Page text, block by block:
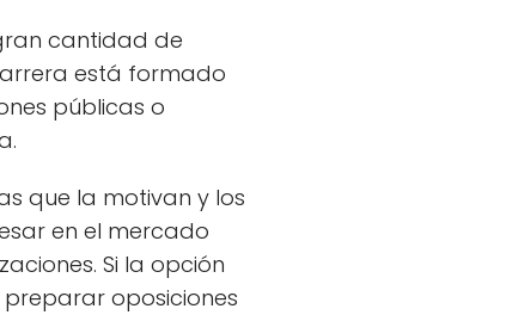
cantidad de
está formado
públicas o
que la motivan y los
en el mercado
Si la opción
preparar oposiciones